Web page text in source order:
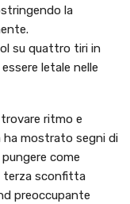
la
su quattro tiri in
letale nelle
ritmo e
mostrato segni di
come
terza sconfitta
preoccupante